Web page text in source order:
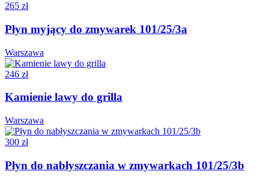
265 zł
Płyn myjący do zmywarek 101/25/3a
Warszawa
246 zł
Kamienie lawy do grilla
Warszawa
300 zł
Płyn do nabłyszczania w zmywarkach 101/25/3b